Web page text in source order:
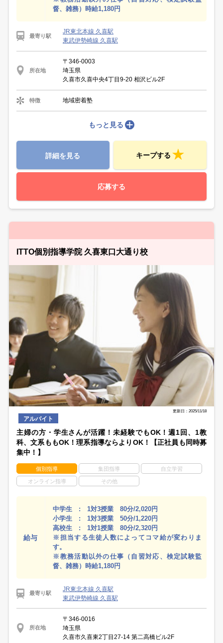
督、雑務）時給1,180円
最寄り駅
JR東北本線 久喜駅
東武伊勢崎線 久喜駅
所在地
〒346-0003
埼玉県
久喜市久喜中央4丁目9-20 相沢ビル2F
特徴 地域密着塾
もっと見る
詳細を見る キープする
応募する
ITTO個別指導学院 久喜東口大通り校
更新日：2025/11/18
アルバイト
主婦の方・学生さんが活躍！未経験でもOK！週1回、1教
科、文系ももOK！理系指導ならよりOK！【正社員も同時募
集中！】
個別指導 集団指導 自立学習
オンライン指導 その他
給与
中学生 : 1対3授業 80分/2,020円
小学生 : 1対3授業 50分/1,220円
高校生 : 1対1授業 80分/2,320円
※担当する生徒人数によってコマ給が変わりま
す。
※教務活動以外の仕事（自習対応、検定試験監
督、雑務）時給1,180円
最寄り駅
JR東北本線 久喜駅
東武伊勢崎線 久喜駅
所在地
〒346-0016
埼玉県
久喜市久喜東2丁目27-14 第二高橋ビル2F